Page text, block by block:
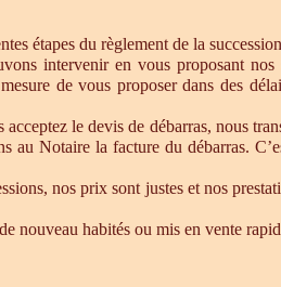
étapes du règlement de la
intervenir en vous proposant nos
de vous proposer dans des
le devis de débarras, nous
au Notaire la facture du débarras.
nos prix sont justes et nos
nouveau habités ou mis en vente